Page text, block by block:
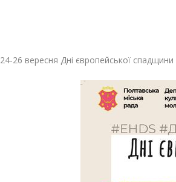
24-26 вересня Дні європейської спадщини